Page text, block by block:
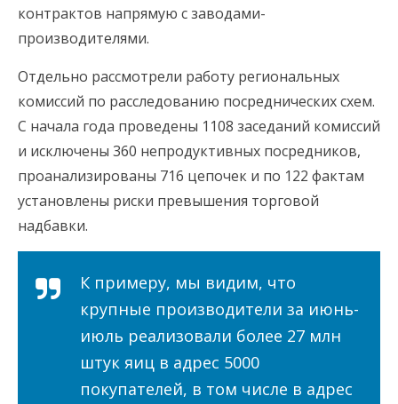
контрактов напрямую с заводами-
производителями.
Отдельно рассмотрели работу региональных
комиссий по расследованию посреднических схем.
С начала года проведены 1108 заседаний комиссий
и исключены 360 непродуктивных посредников,
проанализированы 716 цепочек и по 122 фактам
установлены риски превышения торговой
надбавки.
К примеру, мы видим, что
крупные производители за июнь-
июль реализовали более 27 млн
штук яиц в адрес 5000
покупателей, в том числе в адрес